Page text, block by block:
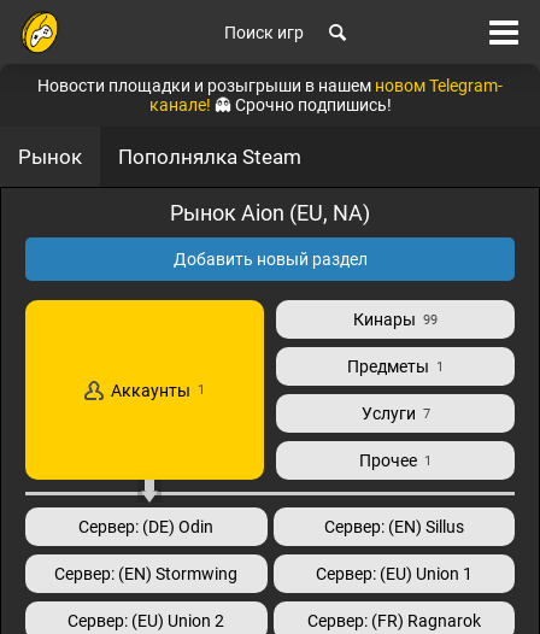
Поиск игр
Новости площадки и розыгрыши в нашем новом Telegram-
канале! 👻 Срочно подпишись!
Рынок Пополнялка Steam
Рынок Aion (EU, NA)
Добавить новый раздел
Аккаунты 1
Кинары 99
Предметы 1
Услуги 7
Прочее 1
Сервер: (DE) Odin Сервер: (EN) Sillus
Сервер: (EN) Stormwing Сервер: (EU) Union 1
Сервер: (EU) Union 2 Сервер: (FR) Ragnarok